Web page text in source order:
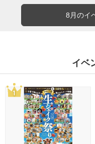
8月のイ
イベ